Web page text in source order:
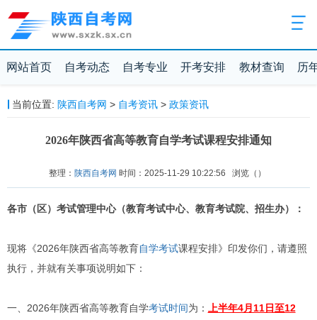
网站首页 自考动态 自考专业 开考安排 教材查询 历
当前位置: 陕西自考网 > 自考资讯> 政策资讯
2026年陕西省高等教育自学考试课程安排通知
整理： 陕西自考网 时间：2025-11-29 10:22:56 浏览（ ）
各市（区）考试管理中心（教育考试中心、教育考试院、招生办）：
现将《2026年陕西省高等教育自学考试课程安排》印发你们，请遵照
执行，并就有关事项说明如下：
一、2026年陕西省高等教育自学考试时间为：
上半年4月11日至12